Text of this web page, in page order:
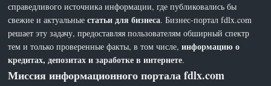
справедливого источника информации, где публиковались бы
свежие и актуальныестатьи для бизнеса. Бизнес-портал fdlx.com
решает эту задачу, предоставляя пользователям обширный спектр
тем и только проверенные факты, в том числе,информацию о
кредитах, депозитах и заработке в интернете.
Миссия информационного портала fdlx.com